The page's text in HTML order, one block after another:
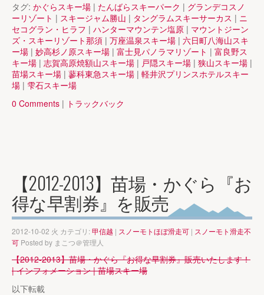
タグ: かぐらスキー場 | たんばらスキーパーク | グランデコスノ
ーリゾート | スキージャム勝山 | タングラムスキーサーカス | ニ
セコグラン・ヒラフ | ハンターマウンテン塩原 | マウントジーン
ズ・スキーリゾート那須 | 万座温泉スキー場 | 六日町八海山スキ
ー場 | 妙高杉ノ原スキー場 | 富士見パノラマリゾート | 富良野ス
キー場 | 志賀高原焼額山スキー場 | 戸隠スキー場 | 狭山スキー場 |
苗場スキー場 | 蓼科東急スキー場 | 軽井沢プリンスホテルスキー
場 | 雫石スキー場
0 Comments | トラックバック
【2012-2013】苗場・かぐら『お
得な早割券』を販売
2012-10-02 火 カテゴリ:甲信越 | スノーモトほぼ滑走可 | スノーモト滑走不
可 Posted by まこつ＠管理人
【2012-2013】苗場・かぐら『お得な早割券』販売いたします！
| インフォメーション | 苗場スキー場
以下転載